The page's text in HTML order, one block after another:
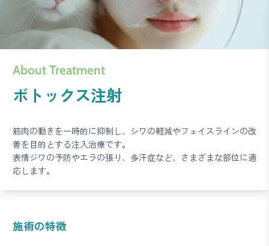
About Treatment
ボトックス注射
筋肉の動きを一時的に抑制し、シワの軽減やフェイスラインの改
善を目的とする注入治療です。
表情ジワの予防やエラの張り、多汗症など、さまざまな部位に適
応します。
施術の特徴